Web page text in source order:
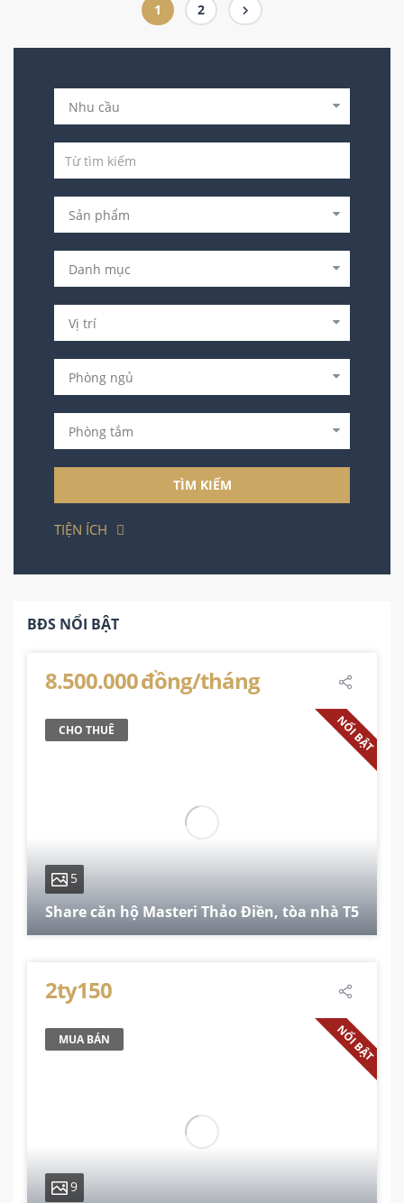
viết
Page
1 Page
2
TÌM KIẾM
TIỆN ÍCH
BĐS NỔI BẬT
8.500.000 đồng/tháng
CHO THUÊ NỔI BẬT
5
Share căn hộ Masteri Thảo Điền, tòa nhà T5
2ty150
MUA BÁN NỔI BẬT
9